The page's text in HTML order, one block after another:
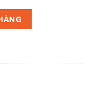
(mã tbm_7521)